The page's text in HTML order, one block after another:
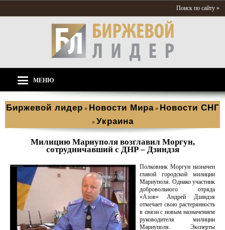
Поиск по сайту »
МЕНЮ
Биржевой лидер » Новости Мира » Новости СНГ
» Украина
Милицию Мариуполя возглавил Моргун,
сотрудничавший с ДНР – Дзиндзя
Полковник Моргун назначен
главой городской милиции
Мариуполя. Однако участник
добровольного отряда
«Азов» Андрей Дзиндзя
отмечает свою растерянность
в связи с новым назначением
руководителя милиции
Мариуполя. Эксперты